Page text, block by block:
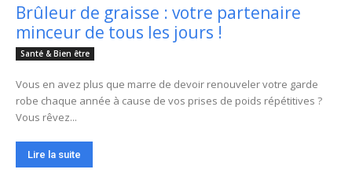
Brûleur de graisse : votre partenaire
minceur de tous les jours !
Santé & Bien être
Vous en avez plus que marre de devoir renouveler votre garde
robe chaque année à cause de vos prises de poids répétitives ?
Vous rêvez...
Lire la suite